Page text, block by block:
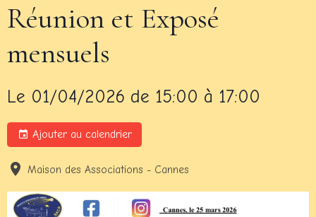
Réunion et Exposé
mensuels
Le 01/04/2026 de 15:00 à 17:00
Ajouter au calendrier
Maison des Associations - Cannes